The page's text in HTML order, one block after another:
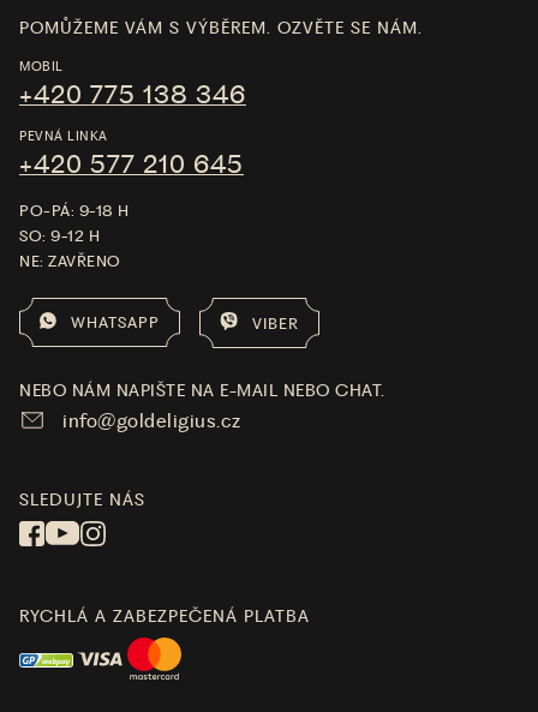
POMŮŽEME VÁM S VÝBĚREM. OZVĚTE SE NÁM.
MOBIL
+420 775 138 346
PEVNÁ LINKA
+420 577 210 645
PO-PÁ: 9-18 H
SO: 9-12 H
NE: ZAVŘENO
WHATSAPP VIBER
NEBO NÁM NAPIŠTE NA E-MAIL NEBO CHAT.
info@goldeligius.cz
SLEDUJTE NÁS
RYCHLÁ A ZABEZPEČENÁ PLATBA